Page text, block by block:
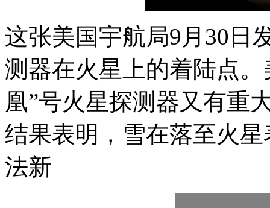
这张美国宇航局9月30日
测器在火星上的着陆点
凰”号火星探测器又有重
结果表明，雪在落至火
法新